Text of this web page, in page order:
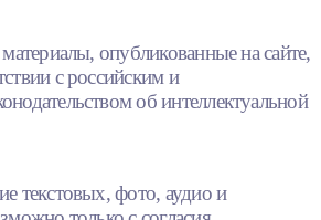
опубликованные на сайте,
с российским и
об интеллектуальной
текстовых, фото, аудио и